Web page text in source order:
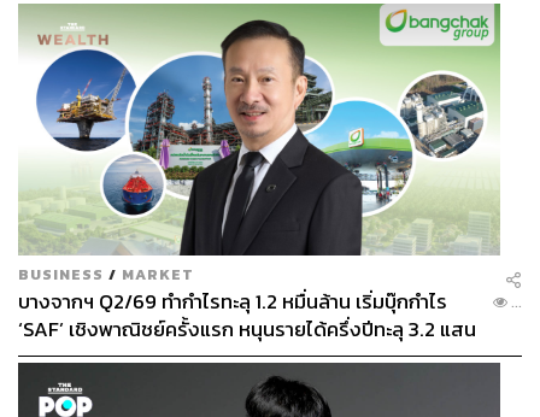
BUSINESS / MARKET
บางจากฯ Q2/69 ทำกำไรทะลุ 1.2 หมื่นล้าน เริ่มบุ๊กกำไร
‘SAF’ เชิงพาณิชย์ครั้งแรก หนุนรายได้ครึ่งปีทะลุ 3.2 แสน
ล้าน
...